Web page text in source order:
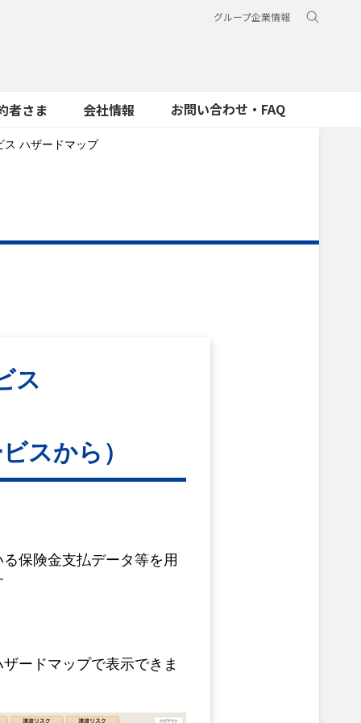
グループ企業情報
者さま 会社情報 お問い合わせ・FAQ
ス ハザードマップ
ス
スから）
保険金支払データ等を用
ードマップで表示できま